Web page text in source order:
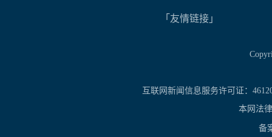
「友情链接」
互联网新闻信息服务许可证：
本网法
备